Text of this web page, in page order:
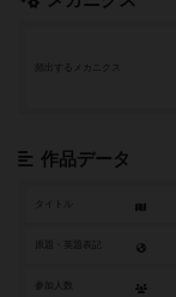
頻出するメカニクス
作品データ
タイトル
参加人数